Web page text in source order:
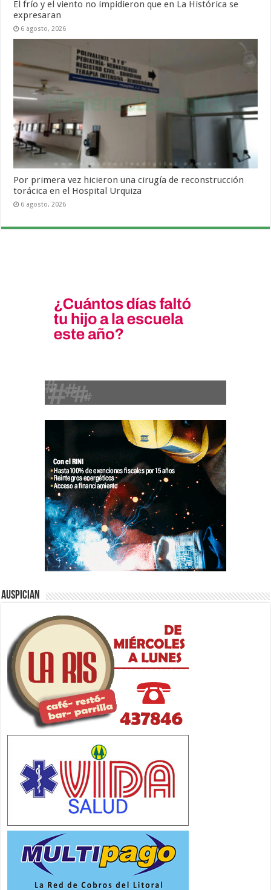
El frío y el viento no impidieron que en La Histórica se
expresaran
6 agosto, 2026
Por primera vez hicieron una cirugía de reconstrucción
torácica en el Hospital Urquiza
6 agosto, 2026
Auspician